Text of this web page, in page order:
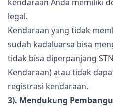
kendaraan Anda memiliki
legal.
Kendaraan yang tidak
sudah kadaluarsa bisa
tidak bisa diperpanjang
Kendaraan) atau tidak
registrasi kendaraan.
3). Mendukung